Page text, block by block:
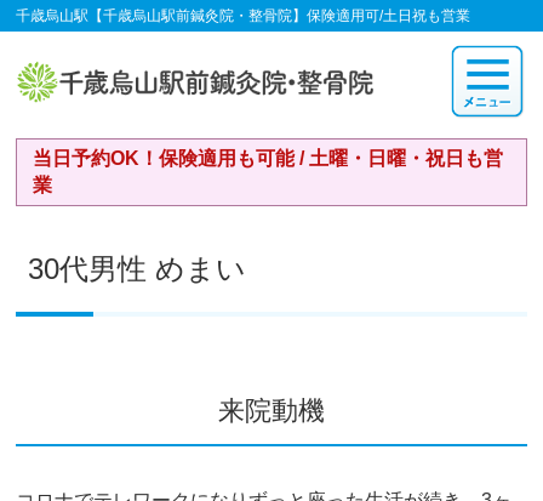
千歳烏山駅【千歳烏山駅前鍼灸院・整骨院】保険適用可/土日祝も営業
当日予約OK！保険適用も可能 / 土曜・日曜・祝日も営
業
30代男性 めまい
来院動機